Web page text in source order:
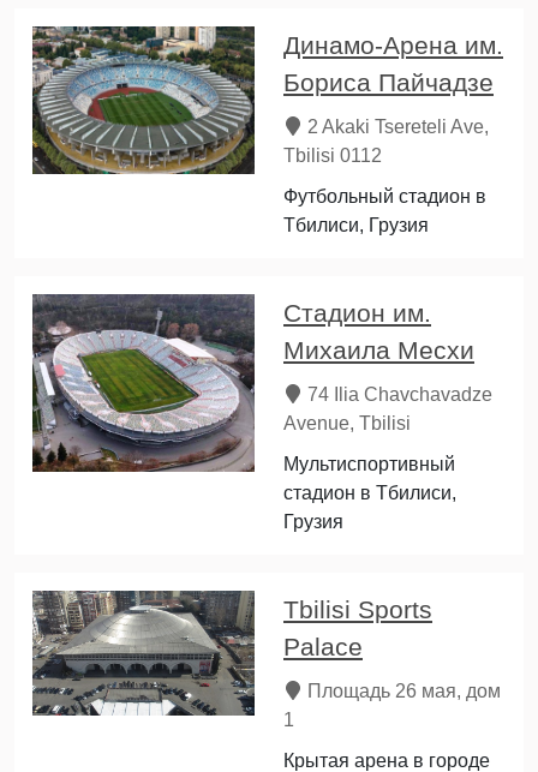
Динамо-Арена им.
Бориса Пайчадзе
2 Akaki Tsereteli Ave,
Tbilisi 0112
Футбольный стадион в
Тбилиси, Грузия
Стадион им.
Михаила Месхи
74 Ilia Chavchavadze
Avenue, Tbilisi
Мультиспортивный
стадион в Тбилиси,
Грузия
Tbilisi Sports
Palace
Площадь 26 мая, дом
1
Крытая арена в городе